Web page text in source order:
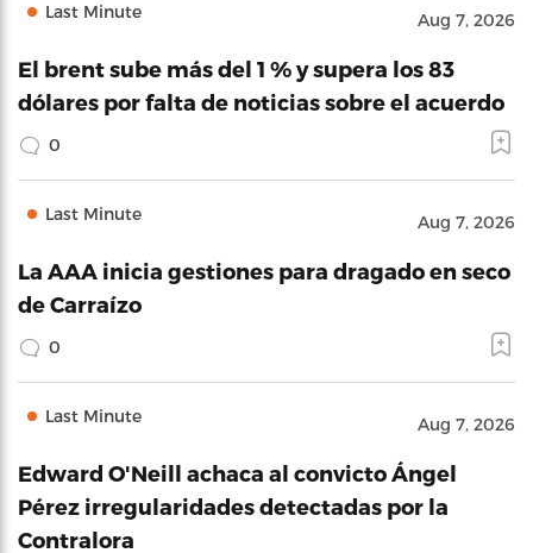
Last Minute Aug 7, 2026
El brent sube más del 1 % y supera los 83
dólares por falta de noticias sobre el acuerdo
0
Last Minute Aug 7, 2026
La AAA inicia gestiones para dragado en seco
de Carraízo
0
Last Minute Aug 7, 2026
Edward O'Neill achaca al convicto Ángel
Pérez irregularidades detectadas por la
Contralora